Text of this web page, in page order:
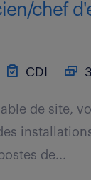
chef
CDI
de site,
de...